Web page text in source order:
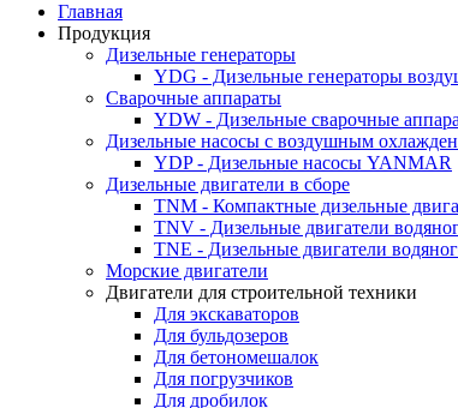
Главная
Продукция
Дизельные генераторы
YDG - Дизельные генераторы
Cварочные аппараты
YDW - Дизельные сварочные
Дизельные насосы с воздушным
YDP - Дизельные насосы YANMAR
Дизельные двигатели в сборе
TNM - Компактные дизельные
TNV - Дизельные двигатели
TNE - Дизельные двигатели
Морские двигатели
Двигатели для строительной техники
Для экскаваторов
Для бульдозеров
Для бетономешалок
Для погрузчиков
Для дробилок